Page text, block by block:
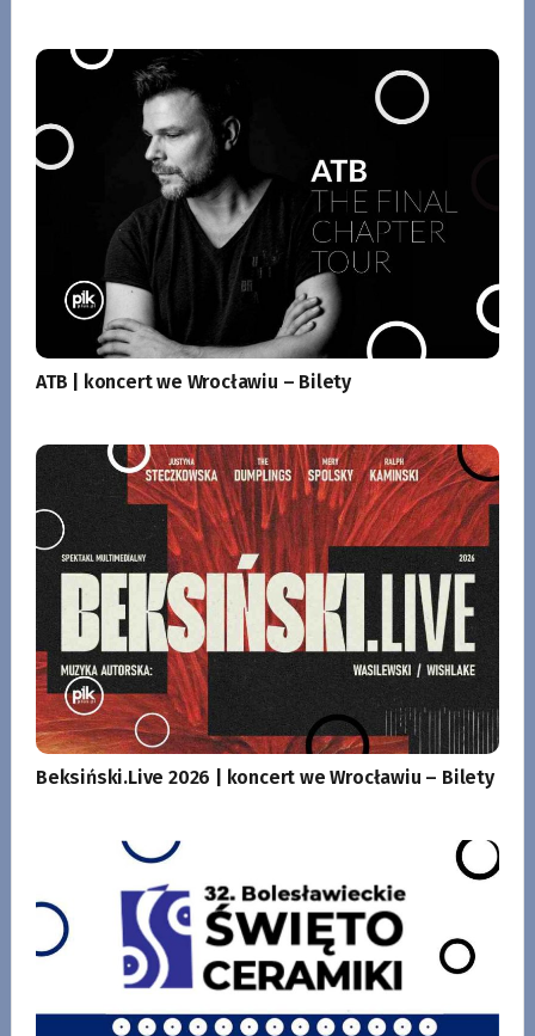
ATB | koncert we Wrocławiu – Bilety
Beksiński.Live 2026 | koncert we Wrocławiu – Bilety